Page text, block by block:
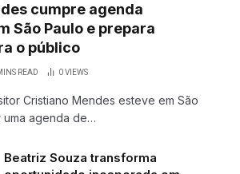
cumpre agenda
São Paulo e prepara
o público
READ 0VIEWS
Cristiano Mendes esteve em São
uma agenda de…
Beatriz Souza transforma